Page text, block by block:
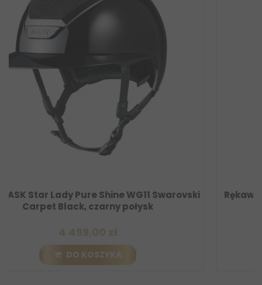
Rękawiczki letnie UVEX suntop beżowo-czarne
DO KOSZYKA